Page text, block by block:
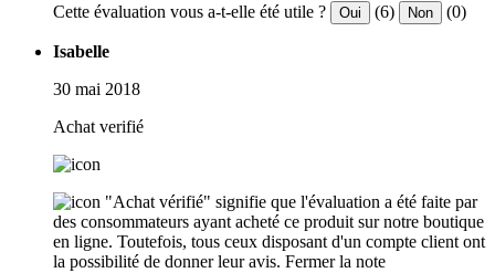
Cette évaluation vous a-t-elle été utile ? Oui (6) Non (0)
Isabelle
30 mai 2018
Achat verifié
"Achat vérifié" signifie que l'évaluation a été faite par
des consommateurs ayant acheté ce produit sur notre boutique
en ligne. Toutefois, tous ceux disposant d'un compte client ont
la possibilité de donner leur avis. Fermer la note